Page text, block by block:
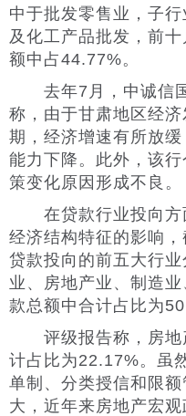
中于批发零售业，子
及化工产品批发，前
额中占44.77%。
去年7月，中诚信国
称，由于甘肃地区经
期，经济增速有所放
能力下降。此外，该
策变化原因形成不良。
在贷款行业投向方
经济结构特征的影响
贷款投向的前五大行
业、房地产业、制造
款总额中合计占比为
评级报告称，房地
计占比为22.17%。虽
单制、分类授信和限
大，近年来房地产宏